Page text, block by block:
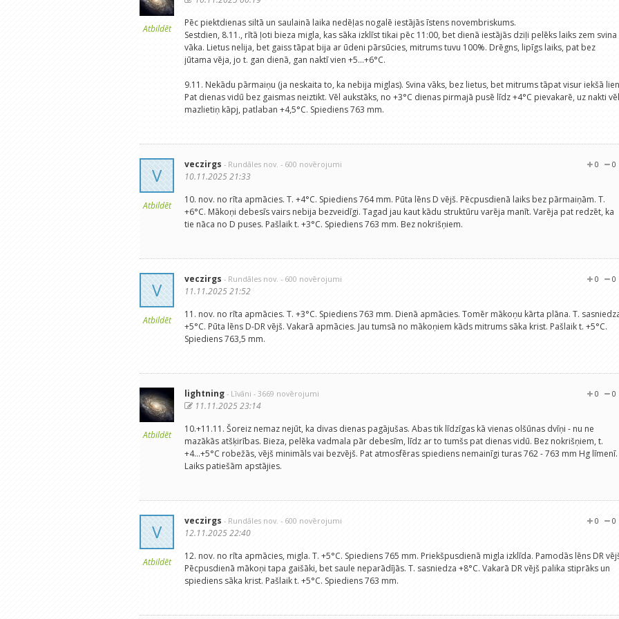
Atbildēt
Pēc piektdienas siltā un saulainā laika nedēļas nogalē iestājās īstens novembriskums.
Sestdien, 8.11., rītā ļoti bieza migla, kas sāka izklīst tikai pēc 11:00, bet dienā iestājās dziļi pelēks laiks zem svina
vāka. Lietus nelija, bet gaiss tāpat bija ar ūdeni pārsūcies, mitrums tuvu 100%. Drēgns, lipīgs laiks, pat bez
jūtama vēja, jo t. gan dienā, gan naktī vien +5...+6°C.
9.11. Nekādu pārmaiņu (ja neskaita to, ka nebija miglas). Svina vāks, bez lietus, bet mitrums tāpat visur iekšā
Pat dienas vidū bez gaismas neiztikt. Vēl aukstāks, no +3°C dienas pirmajā pusē līdz +4°C pievakarē, uz nakti vēl
mazlietiņ kāpj, patlaban +4,5°C. Spiediens 763 mm.
V
Atbildēt
veczirgs - Rundāles nov. - 600 novērojumi 0
0
10.11.2025 21:33
10. nov. no rīta apmācies. T. +4°C. Spiediens 764 mm. Pūta lēns D vējš. Pēcpusdienā laiks bez pārmaiņām. T.
+6°C. Mākoņi debesīs vairs nebija bezveidīgi. Tagad jau kaut kādu struktūru varēja manīt. Varēja pat redzēt, ka
tie nāca no D puses. Pašlaik t. +3°C. Spiediens 763 mm. Bez nokrišņiem.
V
Atbildēt
veczirgs - Rundāles nov. - 600 novērojumi 0
0
11.11.2025 21:52
11. nov. no rīta apmācies. T. +3°C. Spiediens 763 mm. Dienā apmācies. Tomēr mākoņu kārta plāna. T.
+5°C. Pūta lēns D-DR vējš. Vakarā apmācies. Jau tumsā no mākoņiem kāds mitrums sāka krist. Pašlaik t. +5°C.
Spiediens 763,5 mm.
Atbildēt
lightning - Līvāni - 3669 novērojumi 0
0
11.11.2025 23:14
10.+11.11. Šoreiz nemaz nejūt, ka divas dienas pagājušas. Abas tik līdzīgas kā vienas olšūnas dvīņi - nu ne
mazākās atšķirības. Bieza, pelēka vadmala pār debesīm, līdz ar to tumšs pat dienas vidū. Bez nokrišņiem, t.
+4...+5°C robežās, vējš minimāls vai bezvējš. Pat atmosfēras spiediens nemainīgi turas 762 - 763 mm Hg līmenī.
Laiks patiešām apstājies.
V
Atbildēt
veczirgs - Rundāles nov. - 600 novērojumi 0
0
12.11.2025 22:40
12. nov. no rīta apmācies, migla. T. +5°C. Spiediens 765 mm. Priekšpusdienā migla izklīda. Pamodās lēns DR
Pēcpusdienā mākoņi tapa gaišāki, bet saule neparādījās. T. sasniedza +8°C. Vakarā DR vējš palika stiprāks un
spiediens sāka krist. Pašlaik t. +5°C. Spiediens 763 mm.